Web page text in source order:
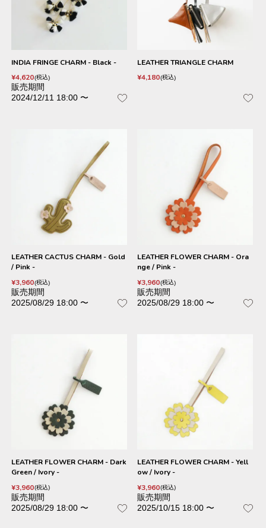
INDIA FRINGE CHARM - Black -
¥4,620 税込
販売期間
2024/12/11 18:00 〜
LEATHER TRIANGLE CHARM
¥4,180 税込
LEATHER CACTUS CHARM - Gold
/ Pink -
¥3,960 税込
販売期間
2025/08/29 18:00 〜
LEATHER FLOWER CHARM - Ora
nge / Pink -
¥3,960 税込
販売期間
2025/08/29 18:00 〜
LEATHER FLOWER CHARM - Dark
Green / Ivory -
¥3,960 税込
販売期間
2025/08/29 18:00 〜
LEATHER FLOWER CHARM - Yell
ow / Ivory -
¥3,960 税込
販売期間
2025/10/15 18:00 〜